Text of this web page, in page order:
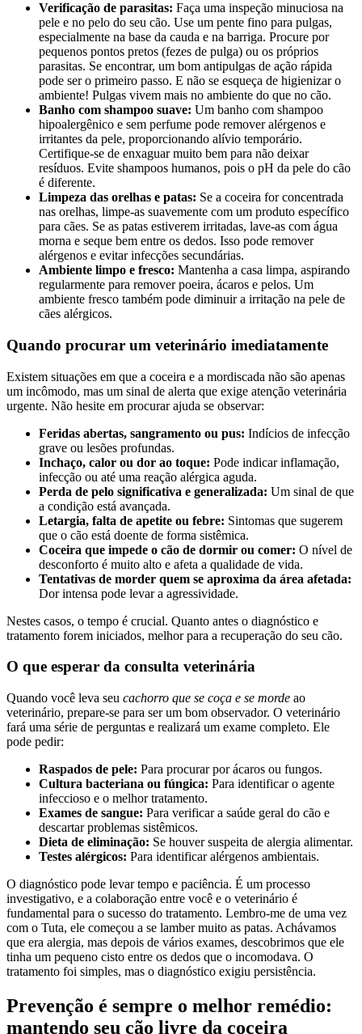
Verificação de parasitas: Faça uma inspeção minuciosa na
pele e no pelo do seu cão. Use um pente fino para pulgas,
especialmente na base da cauda e na barriga. Procure por
pequenos pontos pretos (fezes de pulga) ou os próprios
parasitas. Se encontrar, um bom antipulgas de ação rápida
pode ser o primeiro passo. E não se esqueça de higienizar o
ambiente! Pulgas vivem mais no ambiente do que no cão.
Banho com shampoo suave: Um banho com shampoo
hipoalergênico e sem perfume pode remover alérgenos e
irritantes da pele, proporcionando alívio temporário.
Certifique-se de enxaguar muito bem para não deixar
resíduos. Evite shampoos humanos, pois o pH da pele do cão
é diferente.
Limpeza das orelhas e patas: Se a coceira for concentrada
nas orelhas, limpe-as suavemente com um produto específico
para cães. Se as patas estiverem irritadas, lave-as com água
morna e seque bem entre os dedos. Isso pode remover
alérgenos e evitar infecções secundárias.
Ambiente limpo e fresco: Mantenha a casa limpa, aspirando
regularmente para remover poeira, ácaros e pelos. Um
ambiente fresco também pode diminuir a irritação na pele de
cães alérgicos.
Quando procurar um veterinário imediatamente
Existem situações em que a coceira e a mordiscada não são apenas
um incômodo, mas um sinal de alerta que exige atenção veterinária
urgente. Não hesite em procurar ajuda se observar:
Feridas abertas, sangramento ou pus: Indícios de infecção
grave ou lesões profundas.
Inchaço, calor ou dor ao toque: Pode indicar inflamação,
infecção ou até uma reação alérgica aguda.
Perda de pelo significativa e generalizada: Um sinal de que
a condição está avançada.
Letargia, falta de apetite ou febre: Sintomas que sugerem
que o cão está doente de forma sistêmica.
Coceira que impede o cão de dormir ou comer: O nível de
desconforto é muito alto e afeta a qualidade de vida.
Tentativas de morder quem se aproxima da área afetada:
Dor intensa pode levar a agressividade.
Nestes casos, o tempo é crucial. Quanto antes o diagnóstico e
tratamento forem iniciados, melhor para a recuperação do seu cão.
O que esperar da consulta veterinária
Quando você leva seu cachorro que se coça e se morde ao
veterinário, prepare-se para ser um bom observador. O veterinário
fará uma série de perguntas e realizará um exame completo. Ele
pode pedir:
Raspados de pele: Para procurar por ácaros ou fungos.
Cultura bacteriana ou fúngica: Para identificar o agente
infeccioso e o melhor tratamento.
Exames de sangue: Para verificar a saúde geral do cão e
descartar problemas sistêmicos.
Dieta de eliminação: Se houver suspeita de alergia alimentar.
Testes alérgicos: Para identificar alérgenos ambientais.
O diagnóstico pode levar tempo e paciência. É um processo
investigativo, e a colaboração entre você e o veterinário é
fundamental para o sucesso do tratamento. Lembro-me de uma vez
com o Tuta, ele começou a se lamber muito as patas. Achávamos
que era alergia, mas depois de vários exames, descobrimos que ele
tinha um pequeno cisto entre os dedos que o incomodava. O
tratamento foi simples, mas o diagnóstico exigiu persistência.
Prevenção é sempre o melhor remédio:
mantendo seu cão livre da coceira